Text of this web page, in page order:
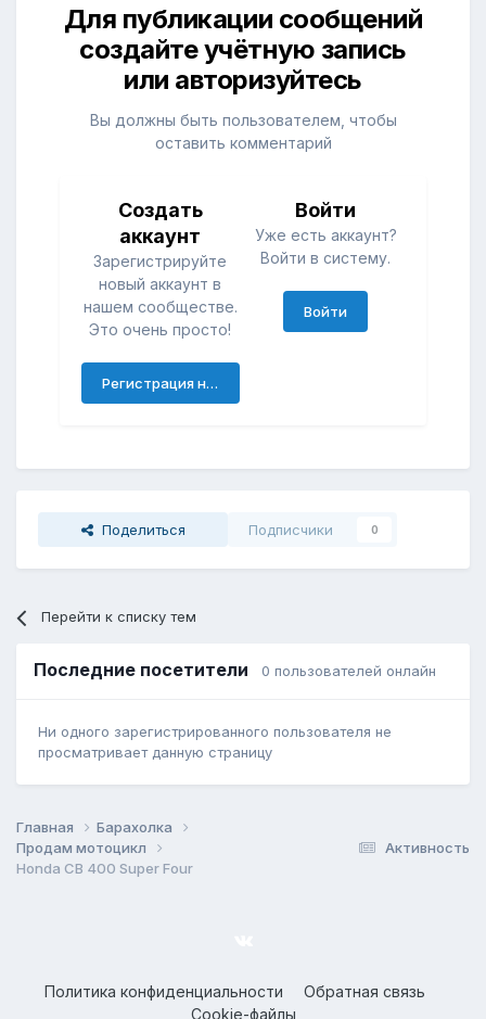
Для публикации сообщений
создайте учётную запись
или авторизуйтесь
Вы должны быть пользователем, чтобы
оставить комментарий
Создать
аккаунт
Зарегистрируйте
новый аккаунт в
нашем сообществе.
Это очень просто!
Регистрация нового пользователя
Войти
Уже есть аккаунт?
Войти в систему.
Войти
Поделиться Подписчики 0
Перейти к списку тем
Последние посетители 0 пользователей онлайн
Ни одного зарегистрированного пользователя не
просматривает данную страницу
Активность
Главная
Барахолка
Продам мотоцикл
Honda CB 400 Super Four
Политика конфиденциальности
Обратная связь
Cookie-файлы